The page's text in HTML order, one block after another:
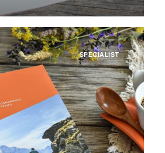
SPECIALIST